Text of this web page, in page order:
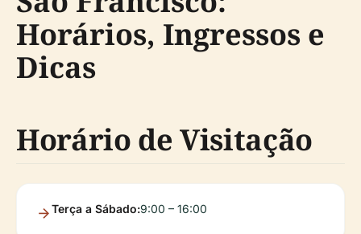
Horários, Ingressos e
Dicas
Horário de Visitação
Terça a Sábado:9:00 – 16:00